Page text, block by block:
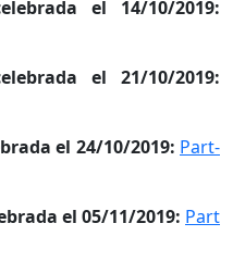
el 14/10/2019:
el 21/10/2019:
el 24/10/2019: Part-
el 05/11/2019: Part